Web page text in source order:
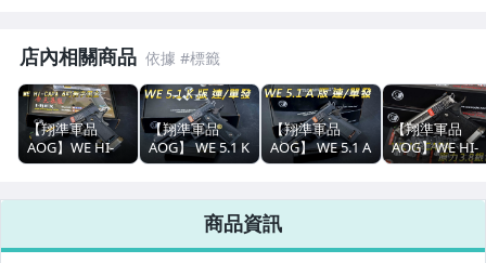
店內相關商品
【翔準軍品
AOG】WE HI-
CAPA 6吋無字2T
戲 瓦斯槍 手槍
【翔準軍品
AOG】 WE 5.1 K
版 單/連發 全金
競技手槍生存遊
戲 瓦斯手槍 連
【翔準軍品
AOG】 WE 5.1 A
版 單/連發 全金
競技手槍 生存遊
戲 瓦斯手槍 連
發
【翔準軍品
AOG】WE HI-
CAPA 原力 3.8
連發 瓦斯手槍
商品資訊